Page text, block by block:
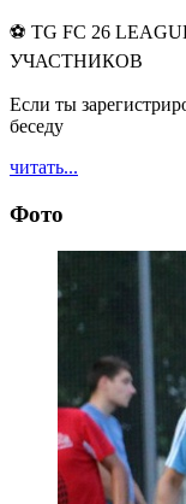
⚽ TG FC 26
УЧАСТНИКОВ
Если ты
беседу
читать...
Фото